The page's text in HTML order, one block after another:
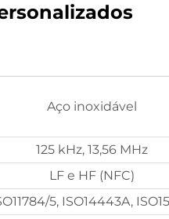
Aço inoxidável
125 kHz, 13,56 MHz
LF e HF (NFC)
5, ISO14443A,